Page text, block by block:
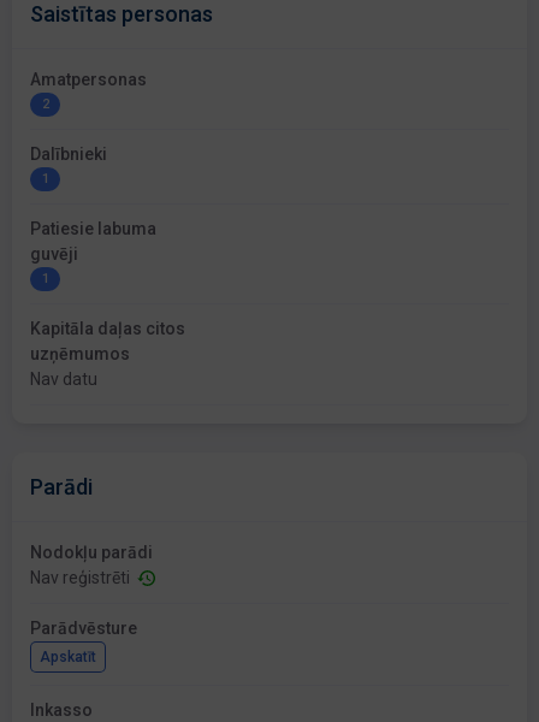
Saistītas personas
Amatpersonas
2
Dalībnieki
1
Patiesie labuma
guvēji
1
Kapitāla daļas citos
uzņēmumos
Nav datu
Parādi
Nodokļu parādi
Nav reģistrēti
Parādvēsture
Apskatīt
Inkasso